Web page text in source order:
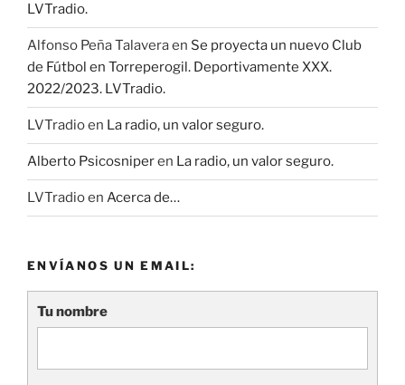
LVTradio.
Alfonso Peña Talaveraen Se proyecta un nuevo Club
de Fútbol en Torreperogil. Deportivamente XXX.
2022/2023. LVTradio.
LVTradioen La radio, un valor seguro.
Alberto Psicosniperen La radio, un valor seguro.
LVTradioen Acerca de…
ENVÍANOS UN EMAIL:
Tu nombre